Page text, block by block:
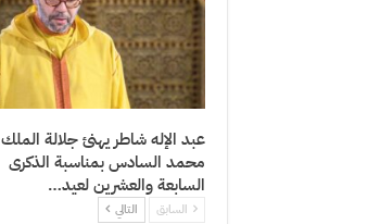
عبد الإله شاطر يهنئ جلالة الملك
محمد السادس بمناسبة الذكرى
السابعة والعشرين لعيد…
السابق التالي